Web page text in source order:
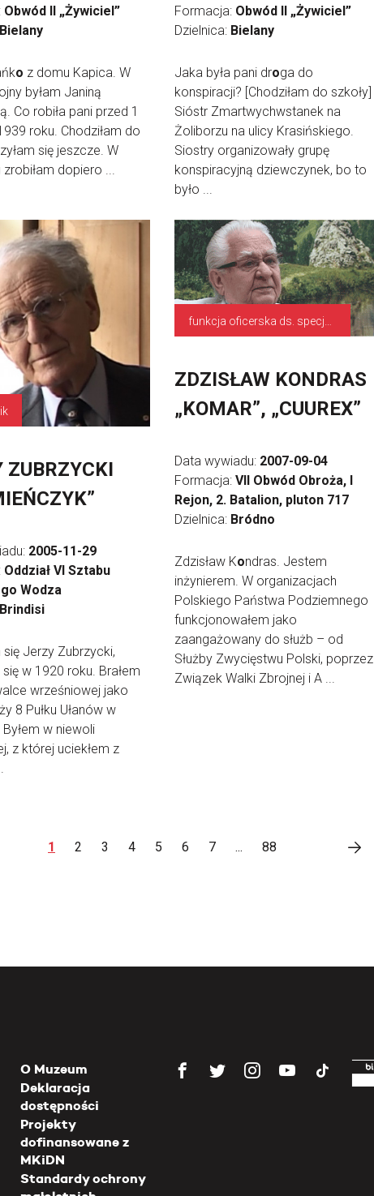
Obwód II „Żywiciel”
Bielany
o z domu Kapica. W
byłam Janiną
Co robiła pani przed 1
roku. Chodziłam do
się jeszcze. W
dopiero ...
Formacja: Obwód II „Żywiciel”
Dzielnica: Bielany
Jaka była pani droga do
konspiracji? [Chodziłam do szkoły]
Sióstr Zmartwychwstanek na
Żoliborzu na ulicy Krasińskiego.
Siostry organizowały grupę
konspiracyjną dziewczynek, bo to
było ...
ZUBRZYCKI
2005-11-29
Oddział VI Sztabu
Wodza
Brindisi
Jerzy Zubrzycki,
się w 1920 roku. Brałem
wrześniowej jako
8 Pułku Ułanów w
w niewoli
z której uciekłem z
ZDZISŁAW KONDRAS
„KOMAR”, „CUUREX”
Data wywiadu: 2007-09-04
Formacja: VII Obwód Obroża, I
Rejon, 2. Batalion, pluton 717
Dzielnica: Bródno
Zdzisław Kondras. Jestem
inżynierem. W organizacjach
Polskiego Państwa Podziemnego
funkcjonowałem jako
zaangażowany do służb – od
Służby Zwycięstwu Polski, poprzez
Związek Walki Zbrojnej i A ...
1 2 3 4 5 6 7 ... 88
O Muzeum
Deklaracja
dostępności
Projekty
dofinansowane z
MKiDN
Standardy ochrony